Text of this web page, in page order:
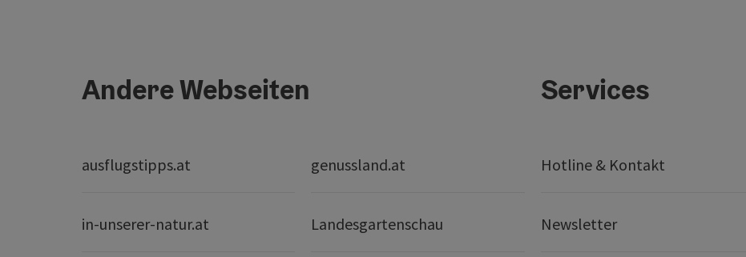
Andere Webseiten
ausflugstipps.at genussland.at
in-unserer-natur.at Landesgartenschau
Services
Hotline & Kontakt
Newsletter